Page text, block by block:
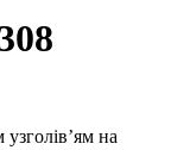
на